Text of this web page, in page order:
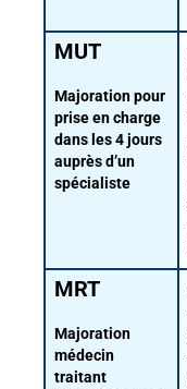
MUT
Majoration pour
prise en charge
dans les 4 jours
auprès d’un
spécialiste
MRT
Majoration
médecin
traitant